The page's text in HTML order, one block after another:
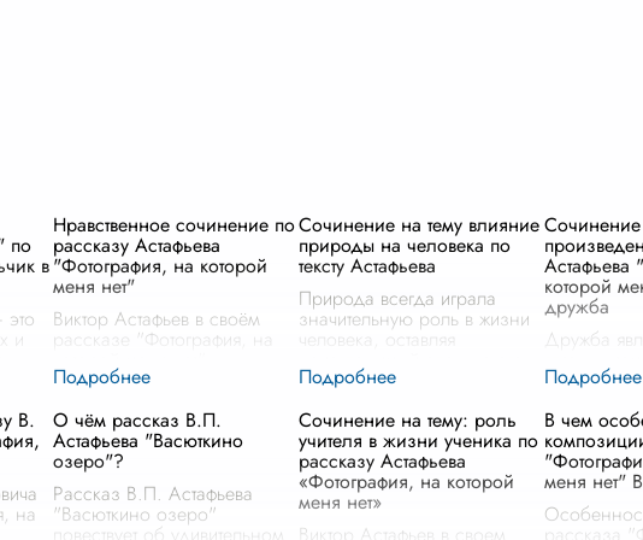
по
в
и
Нравственное сочинение по
рассказу Астафьева
"Фотография, на которой
меня нет"
Виктор Астафьев в своём
рассказе "Фотография, на
размышляет о глубинных
том, что определяет нашу
моральную сущность и
делает нас частью
Сочинение на тему влияние
природы на человека по
тексту Астафьева
Природа всегда играла
значительную роль в жизни
человека, оставляя
судьбе и мировоззрении. В
Астафьева природа
предстает перед нами н...
Астафьева
которой
дружба
Дружба
Виктора
меня нет".
автор
глубокие
В.
на
О чём рассказ В.П.
Астафьева "Васюткино
озеро"?
Рассказ В.П. Астафьева
"Васюткино озеро"
Сочинение на тему: роль
учителя в жизни ученика по
рассказу Астафьева
«Фотография, на которой
меня нет»
В чем
меня нет"